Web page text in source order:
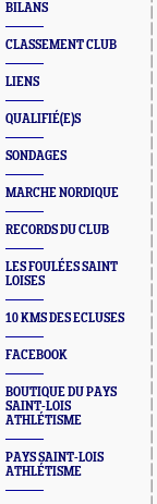
BILANS
CLASSEMENT CLUB
LIENS
QUALIFIÉ(E)S
SONDAGES
MARCHE NORDIQUE
RECORDS DU CLUB
LES FOULÉES SAINT
LOISES
10 KMS DES ECLUSES
FACEBOOK
BOUTIQUE DU PAYS
SAINT-LOIS
ATHLÉTISME
PAYS SAINT-LOIS
ATHLÉTISME